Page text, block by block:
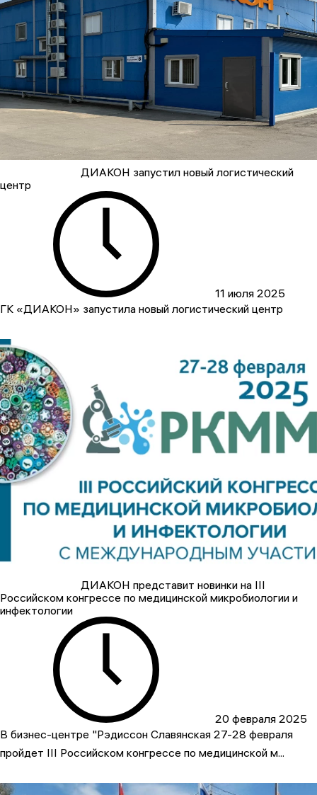
ДИАКОН запустил новый логистический
центр
11 июля 2025
ГК «ДИАКОН» запустила новый логистический центр
ДИАКОН представит новинки на III
Российском конгрессе по медицинской микробиологии и
инфектологии
20 февраля 2025
В бизнес-центре "Рэдиссон Славянская 27-28 февраля
пройдет III Российском конгрессе по медицинской м...